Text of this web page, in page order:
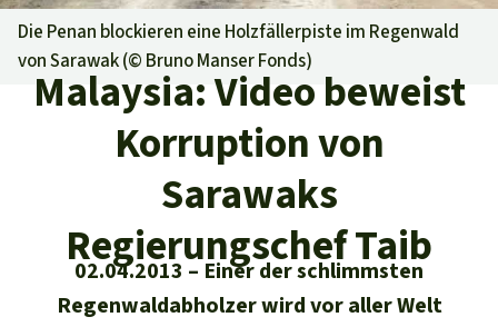
Informieren
Aktuelles
Erfolge
Alle News
Kids
Newsletter­anmeldung
Unsere Themen
Der Regenwald
Klima
Biodiversität
Regenwald Report
Aktuelle Ausgabe
01/2026
Erfolge
Überuns
Dringender Spendenaufruf
Regenwald-Urkunden
Fragen & Antworten
Testament
SpendenkontoRettet den
Regenwald e. V.
Die Penan blockieren eine Holzfällerpiste im Regenwald
von Sarawak (© Bruno Manser Fonds)
Malaysia: Video beweist
Korruption von
Sarawaks
Regierungschef Taib
02.04.2013
Einer der schlimmsten
Regenwaldabholzer wird vor aller Welt